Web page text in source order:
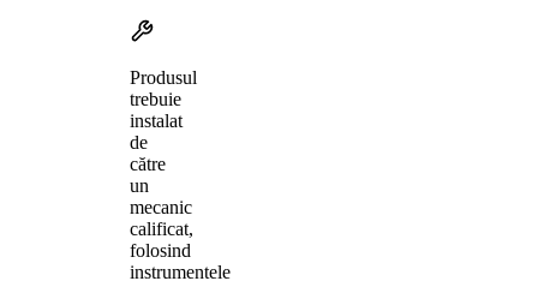
Produsul
trebuie
instalat
de
către
un
mecanic
calificat,
folosind
instrumentele